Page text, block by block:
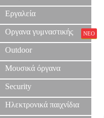
Εργαλεία
Οργανα γυμναστικής ΝΕΟ
Outdoor
Μουσικά όργανα
Security
Ηλεκτρονικά παιχνίδια